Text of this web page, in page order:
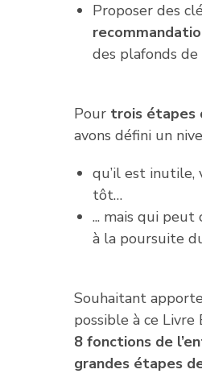
Proposer des
des plafonds de
Pour trois étapes
avons défini un
qu’il est
tôt…
... mais qui
à la poursuite
Souhaitant
possible à ce Livre
8 fonctions de
grandes étapes